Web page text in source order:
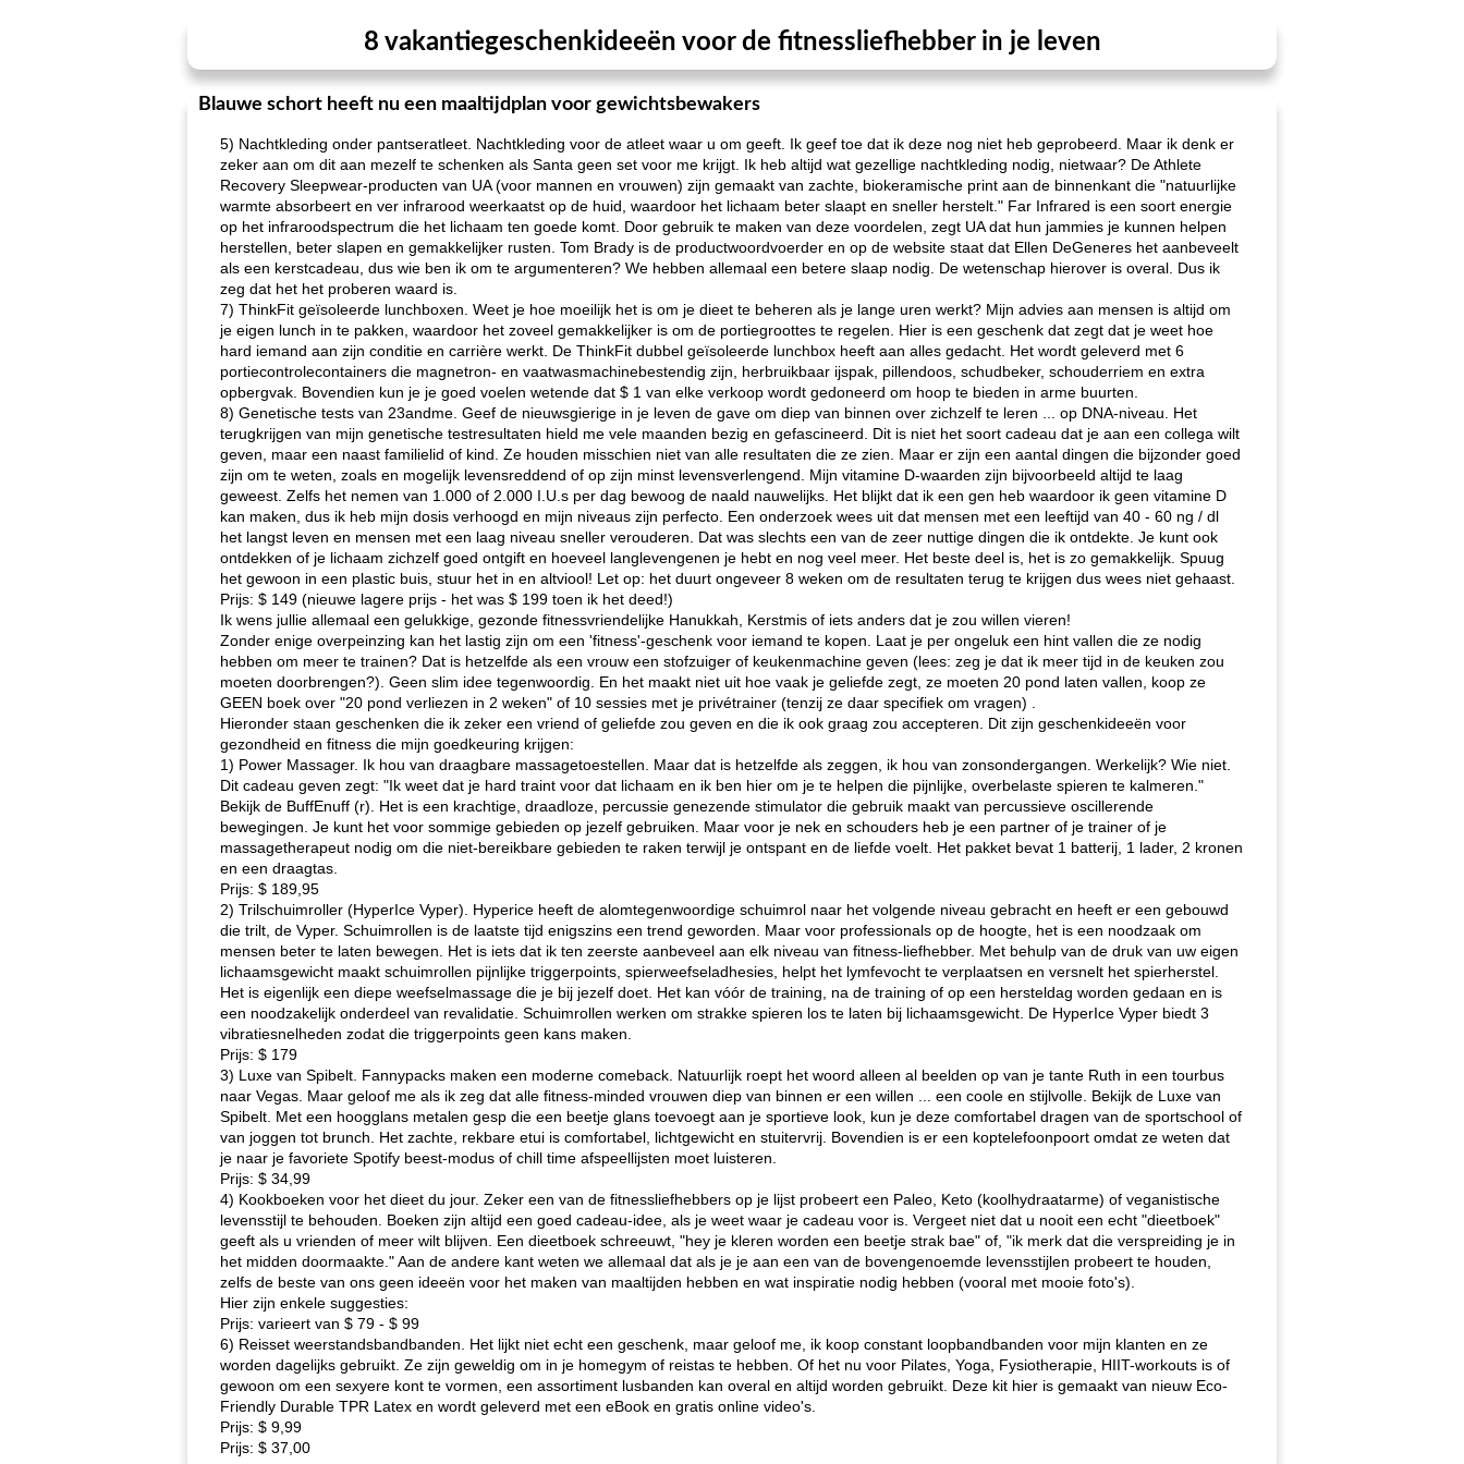
8 vakantiegeschenkideeën voor de fitnessliefhebber in je leven
Blauwe schort heeft nu een maaltijdplan voor gewichtsbewakers
5) Nachtkleding onder pantseratleet. Nachtkleding voor de atleet waar u om geeft. Ik geef toe dat ik deze nog niet heb geprobeerd. Maar ik denk er
zeker aan om dit aan mezelf te schenken als Santa geen set voor me krijgt. Ik heb altijd wat gezellige nachtkleding nodig, nietwaar? De Athlete
Recovery Sleepwear-producten van UA (voor mannen en vrouwen) zijn gemaakt van zachte, biokeramische print aan de binnenkant die "natuurlijke
warmte absorbeert en ver infrarood weerkaatst op de huid, waardoor het lichaam beter slaapt en sneller herstelt." Far Infrared is een soort energie
op het infraroodspectrum die het lichaam ten goede komt. Door gebruik te maken van deze voordelen, zegt UA dat hun jammies je kunnen helpen
herstellen, beter slapen en gemakkelijker rusten. Tom Brady is de productwoordvoerder en op de website staat dat Ellen DeGeneres het aanbeveelt
als een kerstcadeau, dus wie ben ik om te argumenteren? We hebben allemaal een betere slaap nodig. De wetenschap hierover is overal. Dus ik
zeg dat het het proberen waard is.
7) ThinkFit geïsoleerde lunchboxen. Weet je hoe moeilijk het is om je dieet te beheren als je lange uren werkt? Mijn advies aan mensen is altijd om
je eigen lunch in te pakken, waardoor het zoveel gemakkelijker is om de portiegroottes te regelen. Hier is een geschenk dat zegt dat je weet hoe
hard iemand aan zijn conditie en carrière werkt. De ThinkFit dubbel geïsoleerde lunchbox heeft aan alles gedacht. Het wordt geleverd met 6
portiecontrolecontainers die magnetron- en vaatwasmachinebestendig zijn, herbruikbaar ijspak, pillendoos, schudbeker, schouderriem en extra
opbergvak. Bovendien kun je je goed voelen wetende dat $ 1 van elke verkoop wordt gedoneerd om hoop te bieden in arme buurten.
8) Genetische tests van 23andme. Geef de nieuwsgierige in je leven de gave om diep van binnen over zichzelf te leren ... op DNA-niveau. Het
terugkrijgen van mijn genetische testresultaten hield me vele maanden bezig en gefascineerd. Dit is niet het soort cadeau dat je aan een collega wilt
geven, maar een naast familielid of kind. Ze houden misschien niet van alle resultaten die ze zien. Maar er zijn een aantal dingen die bijzonder goed
zijn om te weten, zoals en mogelijk levensreddend of op zijn minst levensverlengend. Mijn vitamine D-waarden zijn bijvoorbeeld altijd te laag
geweest. Zelfs het nemen van 1.000 of 2.000 I.U.s per dag bewoog de naald nauwelijks. Het blijkt dat ik een gen heb waardoor ik geen vitamine D
kan maken, dus ik heb mijn dosis verhoogd en mijn niveaus zijn perfecto. Een onderzoek wees uit dat mensen met een leeftijd van 40 - 60 ng / dl
het langst leven en mensen met een laag niveau sneller verouderen. Dat was slechts een van de zeer nuttige dingen die ik ontdekte. Je kunt ook
ontdekken of je lichaam zichzelf goed ontgift en hoeveel langlevengenen je hebt en nog veel meer. Het beste deel is, het is zo gemakkelijk. Spuug
het gewoon in een plastic buis, stuur het in en altviool! Let op: het duurt ongeveer 8 weken om de resultaten terug te krijgen dus wees niet gehaast.
Prijs: $ 149 (nieuwe lagere prijs - het was $ 199 toen ik het deed!)
Ik wens jullie allemaal een gelukkige, gezonde fitnessvriendelijke Hanukkah, Kerstmis of iets anders dat je zou willen vieren!
Zonder enige overpeinzing kan het lastig zijn om een ​​'fitness'-geschenk voor iemand te kopen. Laat je per ongeluk een hint vallen die ze nodig
hebben om meer te trainen? Dat is hetzelfde als een vrouw een stofzuiger of keukenmachine geven (lees: zeg je dat ik meer tijd in de keuken zou
moeten doorbrengen?). Geen slim idee tegenwoordig. En het maakt niet uit hoe vaak je geliefde zegt, ze moeten 20 pond laten vallen, koop ze
GEEN boek over "20 pond verliezen in 2 weken" of 10 sessies met je privétrainer (tenzij ze daar specifiek om vragen) .
Hieronder staan ​​geschenken die ik zeker een vriend of geliefde zou geven en die ik ook graag zou accepteren. Dit zijn geschenkideeën voor
gezondheid en fitness die mijn goedkeuring krijgen:
1) Power Massager. Ik hou van draagbare massagetoestellen. Maar dat is hetzelfde als zeggen, ik hou van zonsondergangen. Werkelijk? Wie niet.
Dit cadeau geven zegt: "Ik weet dat je hard traint voor dat lichaam en ik ben hier om je te helpen die pijnlijke, overbelaste spieren te kalmeren."
Bekijk de BuffEnuff (r). Het is een krachtige, draadloze, percussie genezende stimulator die gebruik maakt van percussieve oscillerende
bewegingen. Je kunt het voor sommige gebieden op jezelf gebruiken. Maar voor je nek en schouders heb je een partner of je trainer of je
massagetherapeut nodig om die niet-bereikbare gebieden te raken terwijl je ontspant en de liefde voelt. Het pakket bevat 1 batterij, 1 lader, 2 kronen
en een draagtas.
Prijs: $ 189,95
2) Trilschuimroller (HyperIce Vyper). Hyperice heeft de alomtegenwoordige schuimrol naar het volgende niveau gebracht en heeft er een gebouwd
die trilt, de Vyper. Schuimrollen is de laatste tijd enigszins een trend geworden. Maar voor professionals op de hoogte, het is een noodzaak om
mensen beter te laten bewegen. Het is iets dat ik ten zeerste aanbeveel aan elk niveau van fitness-liefhebber. Met behulp van de druk van uw eigen
lichaamsgewicht maakt schuimrollen pijnlijke triggerpoints, spierweefseladhesies, helpt het lymfevocht te verplaatsen en versnelt het spierherstel.
Het is eigenlijk een diepe weefselmassage die je bij jezelf doet. Het kan vóór de training, na de training of op een hersteldag worden gedaan en is
een noodzakelijk onderdeel van revalidatie. Schuimrollen werken om strakke spieren los te laten bij lichaamsgewicht. De HyperIce Vyper biedt 3
vibratiesnelheden zodat die triggerpoints geen kans maken.
Prijs: $ 179
3) Luxe van Spibelt. Fannypacks maken een moderne comeback. Natuurlijk roept het woord alleen al beelden op van je tante Ruth in een tourbus
naar Vegas. Maar geloof me als ik zeg dat alle fitness-minded vrouwen diep van binnen er een willen ... een coole en stijlvolle. Bekijk de Luxe van
Spibelt. Met een hoogglans metalen gesp die een beetje glans toevoegt aan je sportieve look, kun je deze comfortabel dragen van de sportschool of
van joggen tot brunch. Het zachte, rekbare etui is comfortabel, lichtgewicht en stuitervrij. Bovendien is er een koptelefoonpoort omdat ze weten dat
je naar je favoriete Spotify beest-modus of chill time afspeellijsten moet luisteren.
Prijs: $ 34,99
4) Kookboeken voor het dieet du jour. Zeker een van de fitnessliefhebbers op je lijst probeert een Paleo, Keto (koolhydraatarme) of veganistische
levensstijl te behouden. Boeken zijn altijd een goed cadeau-idee, als je weet waar je cadeau voor is. Vergeet niet dat u nooit een echt "dieetboek"
geeft als u vrienden of meer wilt blijven. Een dieetboek schreeuwt, "hey je kleren worden een beetje strak bae" of, "ik merk dat die verspreiding je in
het midden doormaakte." Aan de andere kant weten we allemaal dat als je je aan een van de bovengenoemde levensstijlen probeert te houden,
zelfs de beste van ons geen ideeën voor het maken van maaltijden hebben en wat inspiratie nodig hebben (vooral met mooie foto's).
Hier zijn enkele suggesties:
Prijs: varieert van $ 79 - $ 99
6) Reisset weerstandsbandbanden. Het lijkt niet echt een geschenk, maar geloof me, ik koop constant loopbandbanden voor mijn klanten en ze
worden dagelijks gebruikt. Ze zijn geweldig om in je homegym of reistas te hebben. Of het nu voor Pilates, Yoga, Fysiotherapie, HIIT-workouts is of
gewoon om een ​​sexyere kont te vormen, een assortiment lusbanden kan overal en altijd worden gebruikt. Deze kit hier is gemaakt van nieuw Eco-
Friendly Durable TPR Latex en wordt geleverd met een eBook en gratis online video's.
Prijs: $ 9,99
Prijs: $ 37,00